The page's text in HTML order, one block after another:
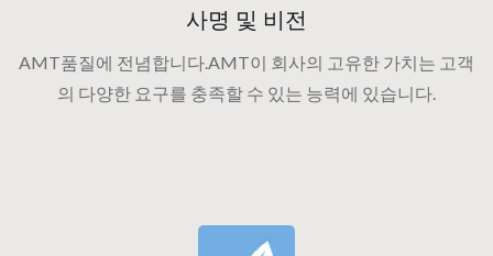
사명 및 비전
AMT품질에 전념합니다.AMT이 회사의 고유한 가치는 고객
의 다양한 요구를 충족할 수 있는 능력에 있습니다.